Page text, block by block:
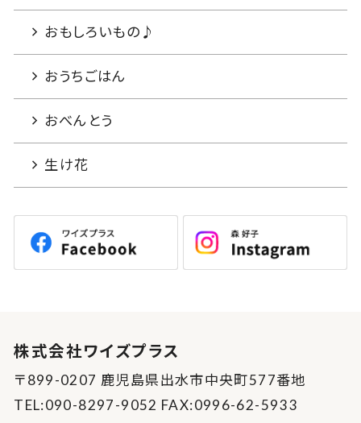
おもしろいもの♪
おうちごはん
おべんとう
生け花
株式会社ワイズプラス
〒899-0207 鹿児島県出水市中央町577番地
TEL:090-8297-9052 FAX:0996-62-5933